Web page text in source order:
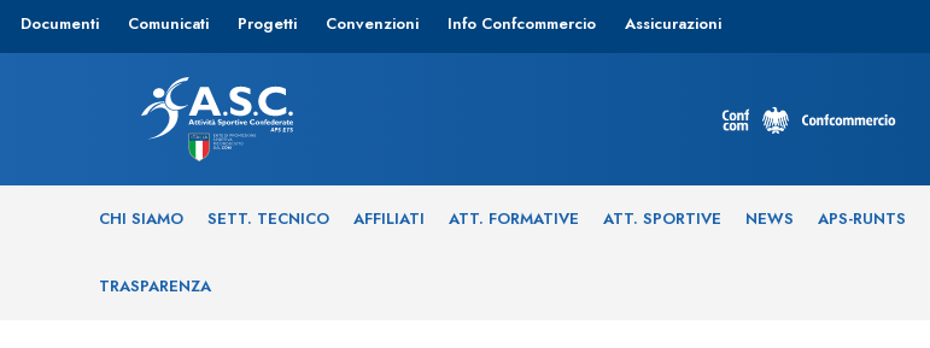
Documenti Comunicati Progetti Convenzioni Info Confcommercio Assicurazioni
CHI SIAMO SETT. TECNICO AFFILIATI ATT. FORMATIVE ATT. SPORTIVE NEWS APS-RUNTS
TRASPARENZA